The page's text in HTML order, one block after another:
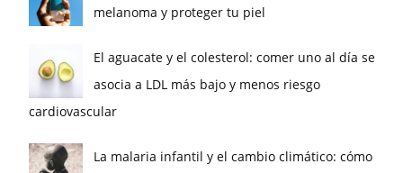
melanoma y proteger tu piel
El aguacate y el colesterol: comer uno al día se
asocia a LDL más bajo y menos riesgo
cardiovascular
La malaria infantil y el cambio climático: cómo